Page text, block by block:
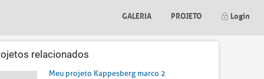
GALERIA PROJETO Login
relacionados
Meu projeto Kappesberg marco 2